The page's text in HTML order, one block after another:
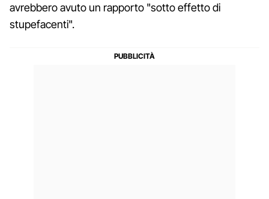
avrebbero avuto un rapporto "sotto effetto di
stupefacenti".